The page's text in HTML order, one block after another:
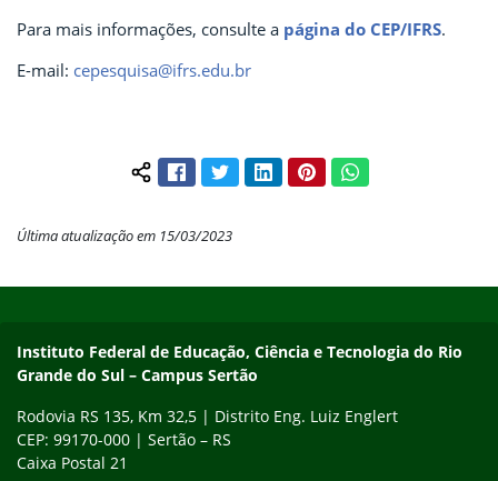
Para mais informações, consulte a página do CEP/IFRS.
E-mail: cepesquisa@ifrs.edu.br
Compartilhar conteúdo:
FacebookTwitterLinkedInPinterestWhatsApp
Última atualização em 15/03/2023
Instituto Federal de Educação, Ciência e Tecnologia do Rio
Grande do Sul – Campus Sertão
Rodovia RS 135, Km 32,5 | Distrito Eng. Luiz Englert
CEP: 99170-000 | Sertão – RS
Caixa Postal 21